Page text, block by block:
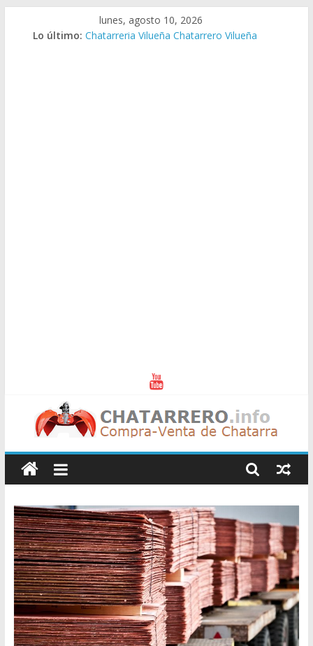
lunes, agosto 10, 2026
Lo último: Chatarreria Vilueña Chatarrero Vilueña
Chatarreros
–
Precio
de
Chatarra
Directorio